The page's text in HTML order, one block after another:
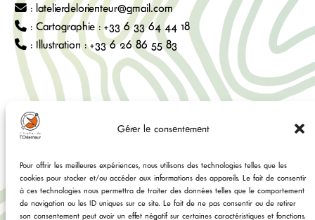
Gérer le consentement
Pour offrir les meilleures expériences, nous utilisons des technologies telles que les
cookies pour stocker et/ou accéder aux informations des appareils. Le fait de consentir
à ces technologies nous permettra de traiter des données telles que le comportement
de navigation ou les ID uniques sur ce site. Le fait de ne pas consentir ou de retirer
son consentement peut avoir un effet négatif sur certaines caractéristiques et fonctions.
: latelierdelorienteur@gmail.com
: Cartographie : +33 6 33 64 44 18
: Illustration : +33 6 26 86 55 83
Explorer
Boutique
Cartographie
Illustration sur mesure
Contactez-nous
Social
Facebook
Instagram